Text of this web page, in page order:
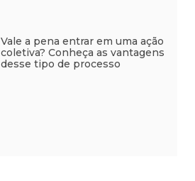
Vale a pena entrar em uma ação
coletiva? Conheça as vantagens
desse tipo de processo